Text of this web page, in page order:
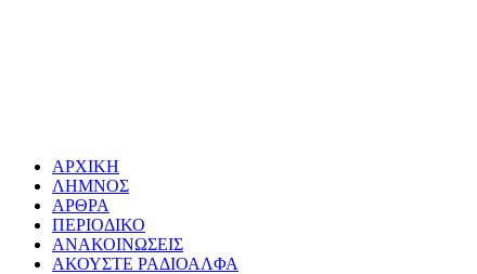
ΑΡΧΙΚΗ
ΛΗΜΝΟΣ
ΑΡΘΡΑ
ΠΕΡΙΟΔΙΚΟ
ΑΝΑΚΟΙΝΩΣΕΙΣ
ΑΚΟΥΣΤΕ ΡΑΔΙΟΑΛΦΑ